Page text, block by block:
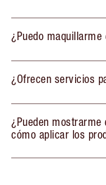
¿Puedo maquillarme
¿Ofrecen servicios
¿Pueden mostrarme
cómo aplicar los